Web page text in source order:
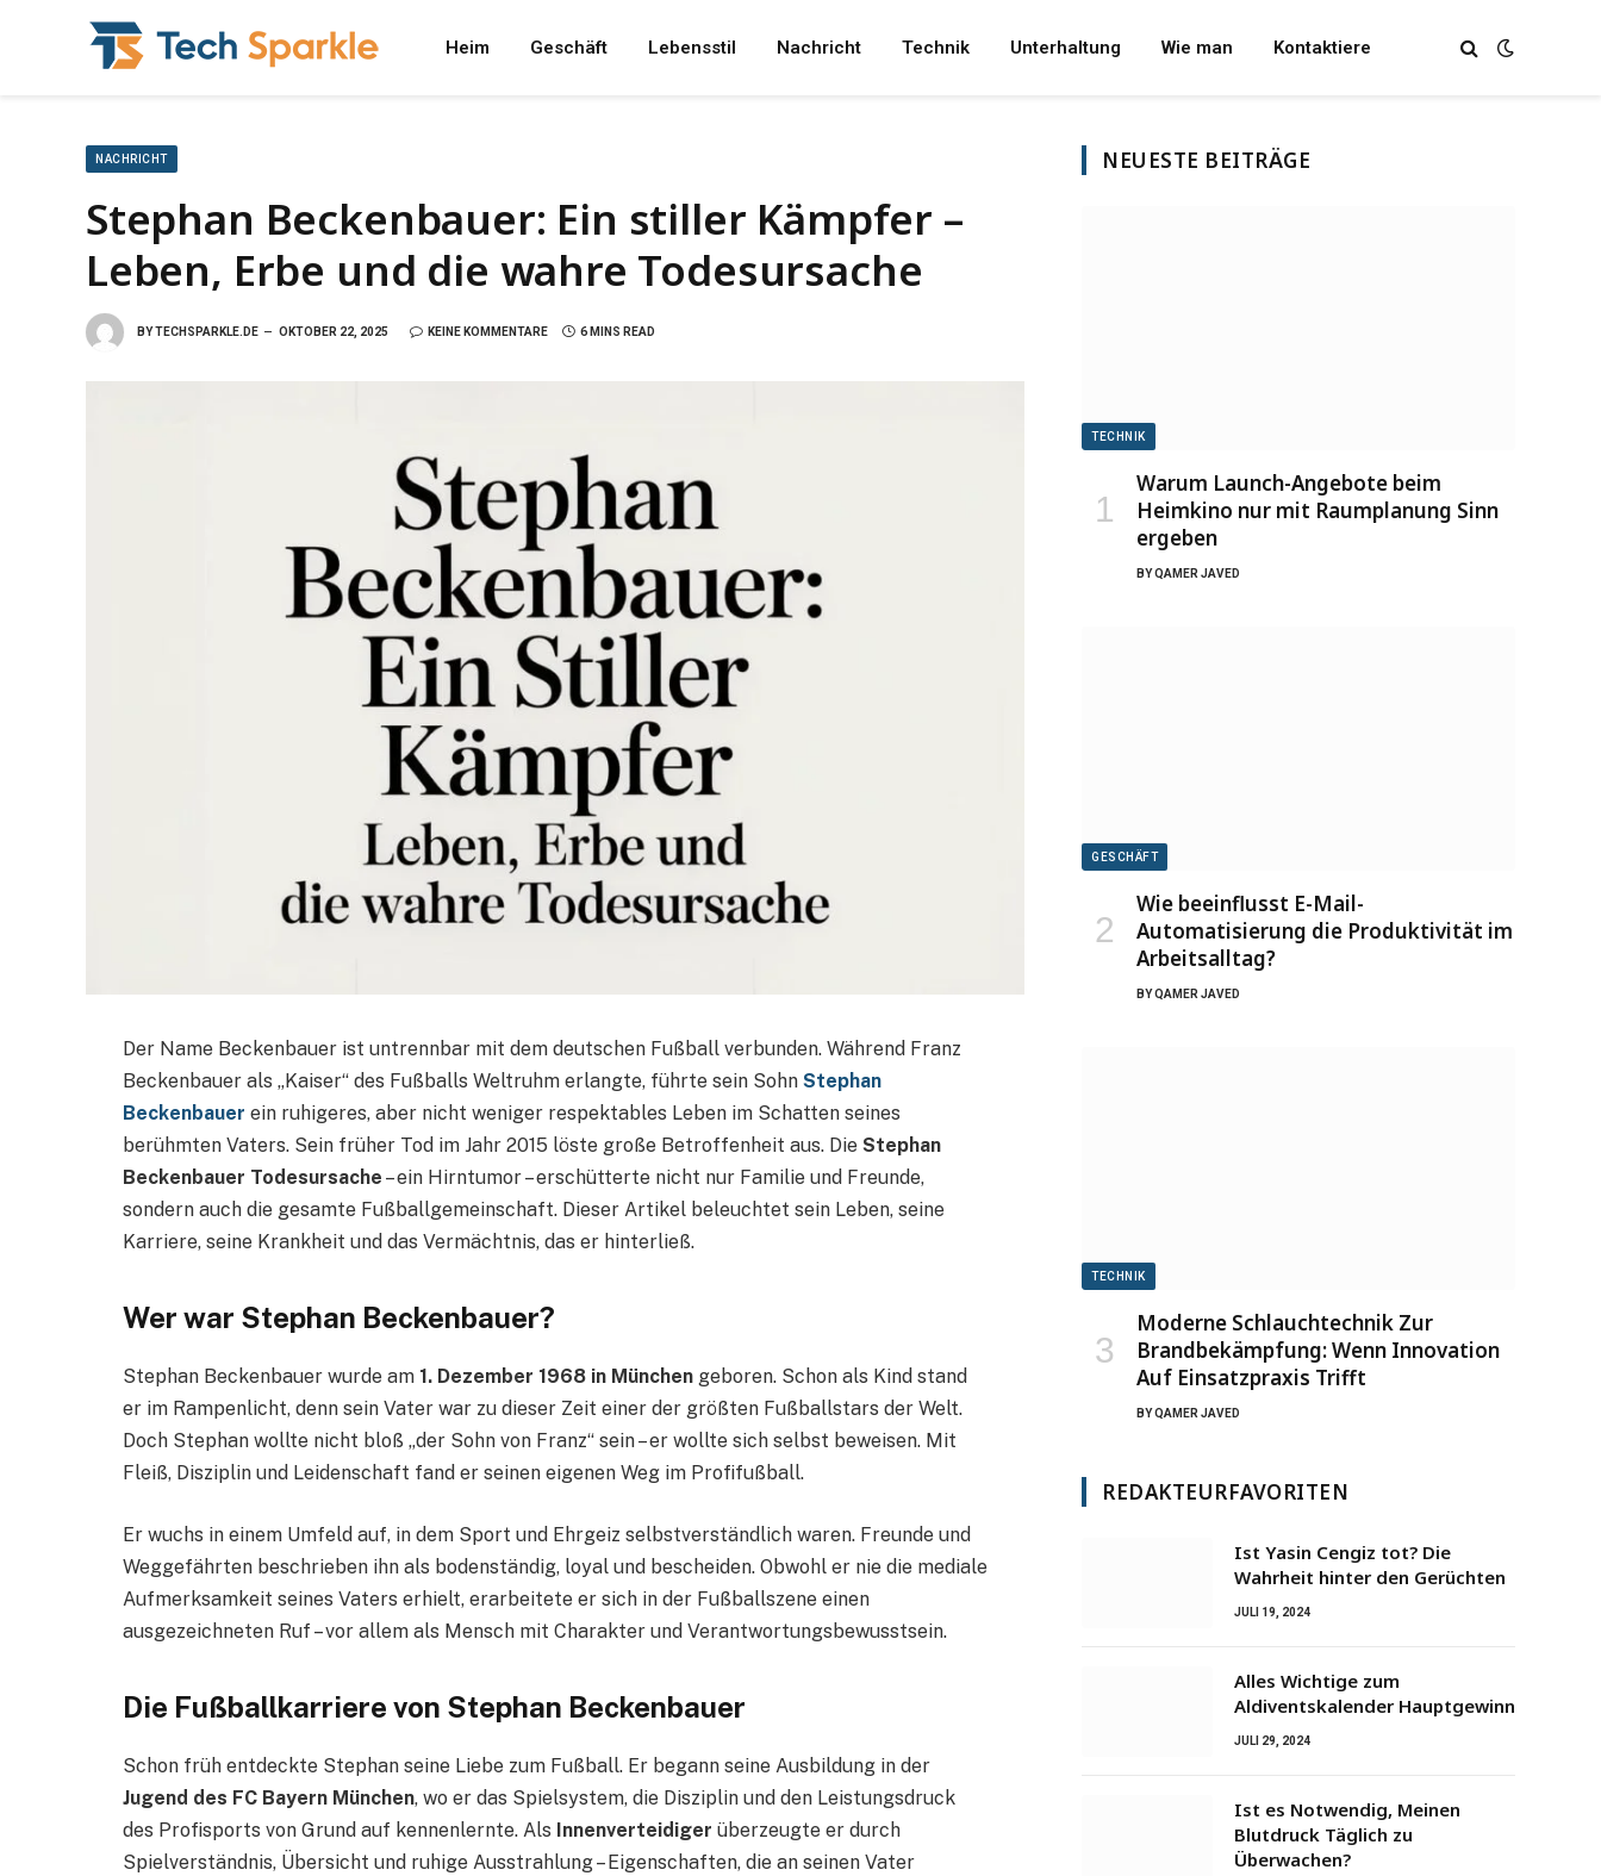
Heim Geschäft Lebensstil Nachricht Technik Unterhaltung Wie man Kontaktiere
NACHRICHT
Stephan Beckenbauer: Ein stiller Kämpfer –
Leben, Erbe und die wahre Todesursache
BYTECHSPARKLE.DE OKTOBER 22, 2025 KEINE KOMMENTARE 6 MINS READ
Der Name Beckenbauer ist untrennbar mit dem deutschen Fußball verbunden. Während Franz
Beckenbauer als „Kaiser“ des Fußballs Weltruhm erlangte, führte sein Sohn Stephan
Beckenbauer ein ruhigeres, aber nicht weniger respektables Leben im Schatten seines
berühmten Vaters. Sein früher Tod im Jahr 2015 löste große Betroffenheit aus. Die Stephan
Beckenbauer Todesursache – ein Hirntumor – erschütterte nicht nur Familie und Freunde,
sondern auch die gesamte Fußballgemeinschaft. Dieser Artikel beleuchtet sein Leben, seine
Karriere, seine Krankheit und das Vermächtnis, das er hinterließ.
Wer war Stephan Beckenbauer?
Stephan Beckenbauer wurde am 1. Dezember 1968 in München geboren. Schon als Kind stand
er im Rampenlicht, denn sein Vater war zu dieser Zeit einer der größten Fußballstars der Welt.
Doch Stephan wollte nicht bloß „der Sohn von Franz“ sein – er wollte sich selbst beweisen. Mit
Fleiß, Disziplin und Leidenschaft fand er seinen eigenen Weg im Profifußball.
Er wuchs in einem Umfeld auf, in dem Sport und Ehrgeiz selbstverständlich waren. Freunde und
Weggefährten beschrieben ihn als bodenständig, loyal und bescheiden. Obwohl er nie die mediale
Aufmerksamkeit seines Vaters erhielt, erarbeitete er sich in der Fußballszene einen
ausgezeichneten Ruf – vor allem als Mensch mit Charakter und Verantwortungsbewusstsein.
Die Fußballkarriere von Stephan Beckenbauer
Schon früh entdeckte Stephan seine Liebe zum Fußball. Er begann seine Ausbildung in der
Jugend des FC Bayern München, wo er das Spielsystem, die Disziplin und den Leistungsdruck
des Profisports von Grund auf kennenlernte. Als Innenverteidiger überzeugte er durch
Spielverständnis, Übersicht und ruhige Ausstrahlung – Eigenschaften, die an seinen Vater
NEUESTE BEITRÄGE
TECHNIK
Warum Launch-Angebote beim
Heimkino nur mit Raumplanung Sinn
ergeben
BYQAMER JAVED
GESCHÄFT
Wie beeinflusst E-Mail-
Automatisierung die Produktivität im
Arbeitsalltag?
BYQAMER JAVED
TECHNIK
Moderne Schlauchtechnik Zur
Brandbekämpfung: Wenn Innovation
Auf Einsatzpraxis Trifft
BYQAMER JAVED
REDAKTEURFAVORITEN
Ist Yasin Cengiz tot? Die
Wahrheit hinter den Gerüchten
JULI 19, 2024
Alles Wichtige zum
Aldiventskalender Hauptgewinn
JULI 29, 2024
Ist es Notwendig, Meinen
Blutdruck Täglich zu
Überwachen?